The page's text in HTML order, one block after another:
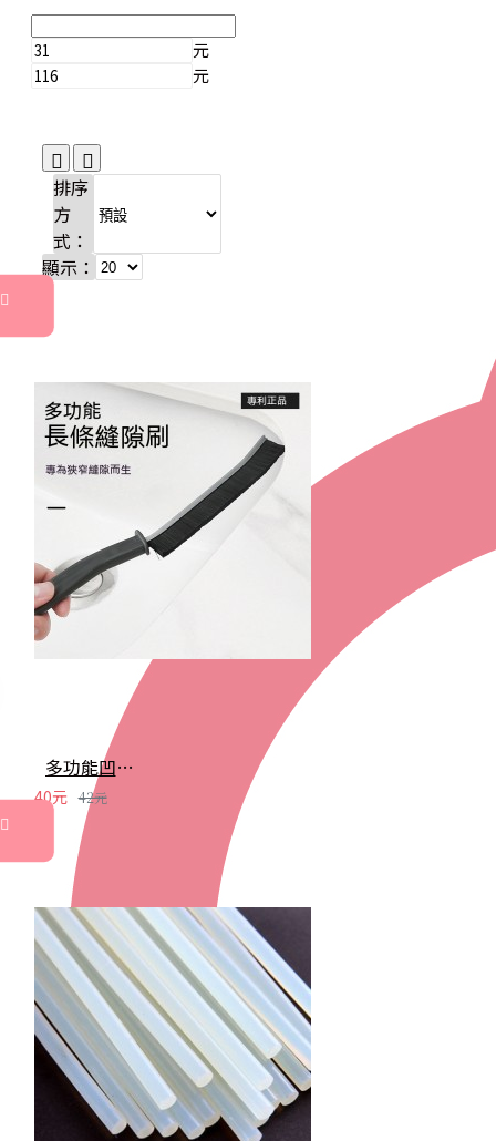
元
元
排序
方
式：
顯示：
多功能凹槽清潔刷 縫隙刷 窗戶凹槽水槽清潔 清理灰塵 小刷子
40元 42元